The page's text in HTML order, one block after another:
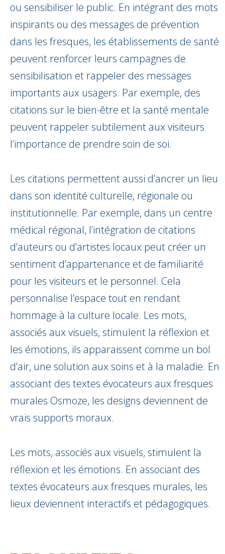
ou sensibiliser le public. En intégrant des mots
inspirants ou des messages de prévention
dans les fresques, les établissements de santé
peuvent renforcer leurs campagnes de
sensibilisation et rappeler des messages
importants aux usagers. Par exemple, des
citations sur le bien-être et la santé mentale
peuvent rappeler subtilement aux visiteurs
l’importance de prendre soin de soi.
Les citations permettent aussi d’ancrer un lieu
dans son identité culturelle, régionale ou
institutionnelle. Par exemple, dans un centre
médical régional, l’intégration de citations
d’auteurs ou d’artistes locaux peut créer un
sentiment d’appartenance et de familiarité
pour les visiteurs et le personnel. Cela
personnalise l’espace tout en rendant
hommage à la culture locale. Les mots,
associés aux visuels, stimulent la réflexion et
les émotions, ils apparaissent comme un bol
d’air, une solution aux soins et à la maladie. En
associant des textes évocateurs aux fresques
murales Osmoze, les designs deviennent de
vrais supports moraux.
Les mots, associés aux visuels, stimulent la
réflexion et les émotions. En associant des
textes évocateurs aux fresques murales, les
lieux deviennent interactifs et pédagogiques.